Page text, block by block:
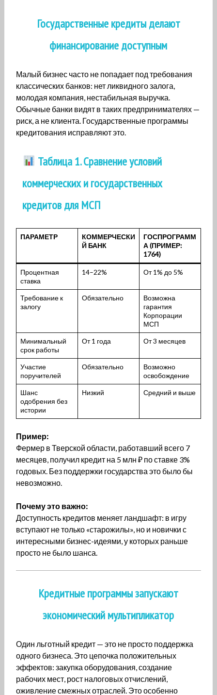
Государственные кредиты делают
финансирование доступным
Малый бизнес часто не попадает под требования
классических банков: нет ликвидного залога,
молодая компания, нестабильная выручка.
Обычные банки видят в таких предпринимателях —
риск, а не клиента. Государственные программы
кредитования исправляют это.
Таблица 1. Сравнение условий
коммерческих и государственных
кредитов для МСП
ПАРАМЕТР
КОММЕРЧЕСКИ
Й БАНК
ГОСПРОГРАММ
А (ПРИМЕР:
1764)
Процентная
ставка
14–22% От 1% до 5%
Требование к
залогу
Обязательно
Возможна
гарантия
Корпорации
МСП
Минимальный
срок работы
От 1 года От 3 месяцев
Участие
поручителей
Обязательно
Возможно
освобождение
Шанс
одобрения без
истории
Низкий Средний и выше
Пример:
Фермер в Тверской области, работавший всего 7
месяцев, получил кредит на 5 млн ₽ по ставке 3%
годовых. Без поддержки государства это было бы
невозможно.
Почему это важно:
Доступность кредитов меняет ландшафт: в игру
вступают не только «старожилы», но и новички с
интересными бизнес-идеями, у которых раньше
просто не было шанса.
Кредитные программы запускают
экономический мультипликатор
Один льготный кредит — это не просто поддержка
одного бизнеса. Это цепочка положительных
эффектов: закупка оборудования, создание
рабочих мест, рост налоговых отчислений,
оживление смежных отраслей. Это особенно